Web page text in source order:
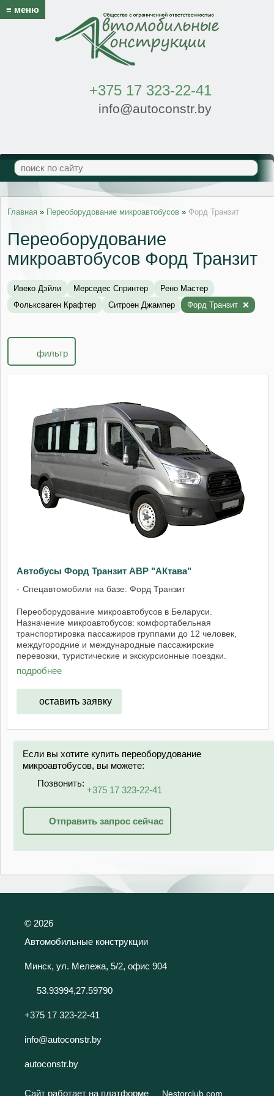
≡ меню
+375 17 323-22-41
info@autoconstr.by
Главная » Переоборудование микроавтобусов » Форд Транзит
Переоборудование
микроавтобусов Форд Транзит
Ивеко Дэйли Мерседес Спринтер
Рено Мастер
Фольксваген Крафтер
Ситроен Джампер Форд Транзит
фильтр
Автобусы Форд Транзит АВР "АКтава"
Спецавтомобили на базе: Форд Транзит
Переоборудование микроавтобусов в Беларуси.
Назначение микроавтобусов: комфортабельная
транспортировка пассажиров группами до 12 человек,
междугородние и международные пассажирские
перевозки, туристические и экскурсионные поездки.
Области ...
подробнее
оставить заявку
Если вы хотите купить переоборудование
микроавтобусов, вы можете:
Позвонить:
+375 17 323-22-41
Отправить запрос сейчас
© 2026
Автомобильные конструкции
Минск, ул. Мележа, 5/2, офис 904
53.93994,27.59790
+375 17 323-22-41
info@autoconstr.by
autoconstr.by
Сайт работает на платформе Nestorclub.com